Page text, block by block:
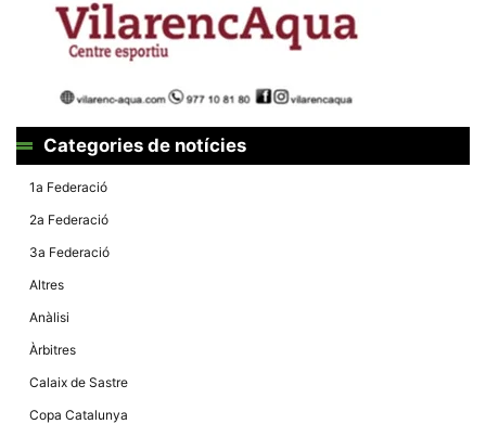
Categories de notícies
1a Federació
2a Federació
3a Federació
Altres
Anàlisi
Àrbitres
Calaix de Sastre
Copa Catalunya
bé com sigui
possible. Si
rebutja
algunes
funcionalitats
desapareixeran